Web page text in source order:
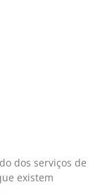
dos serviços de
existem